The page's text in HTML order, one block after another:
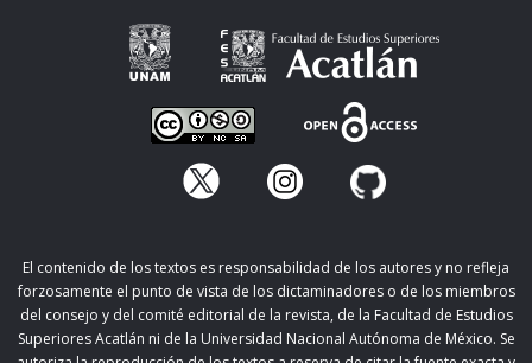
El contenido de los textos es responsabilidad de los autores y no refleja
forzosamente el punto de vista de los dictaminadores o de los miembros
del consejo y del comité editorial de la revista, de la Facultad de Estudios
Superiores Acatlán ni de la Universidad Nacional Autónoma de México. Se